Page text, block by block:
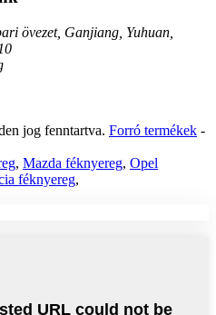
övezet, Ganjiang, Yuhuan,
jog fenntartva. Forró termékek -
, Mazda féknyereg, Opel
féknyereg,